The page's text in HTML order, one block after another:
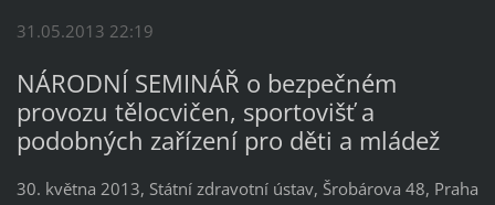
31.05.2013 22:19
NÁRODNÍ SEMINÁŘ o bezpečném
provozu tělocvičen, sportovišť a
podobných zařízení pro děti a mládež
30. května 2013, Státní zdravotní ústav, Šrobárova 48, Praha